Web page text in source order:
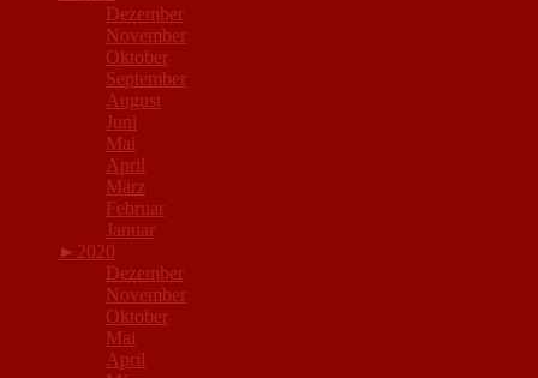
Dezember
November
Oktober
September
August
Juni
Mai
April
März
Februar
Januar
► 2020
Dezember
November
Oktober
Mai
April